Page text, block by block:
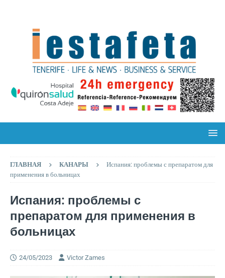
ГЛАВНАЯ КАНАРЫ
Испания: проблемы с препаратом для
применения в больницах
Испания: проблемы с
препаратом для применения в
больницах
24/05/2023 Victor Zames